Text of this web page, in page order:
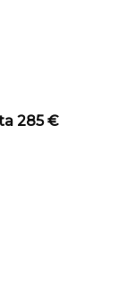
285 €